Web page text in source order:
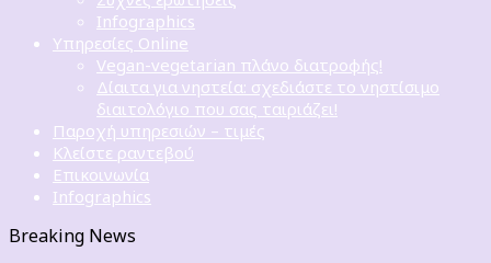
Infographics
Υπηρεσίες Online
Vegan-vegetarian πλάνο διατροφής!
Δίαιτα για νηστεία: σχεδιάστε το νηστίσιμο
διαιτολόγιο που σας ταιριάζει!
Παροχή υπηρεσιών – τιμές
Κλείστε ραντεβού
Επικοινωνία
Infographics
Breaking News